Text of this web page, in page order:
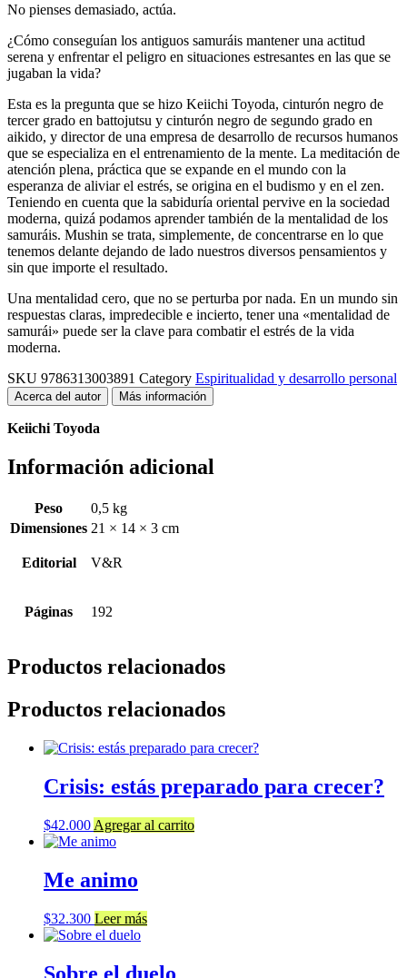
No pienses demasiado, actúa.
¿Cómo conseguían los antiguos samuráis mantener una actitud
serena y enfrentar el peligro en situaciones estresantes en las que se
jugaban la vida?
Esta es la pregunta que se hizo Keiichi Toyoda, cinturón negro de
tercer grado en battojutsu y cinturón negro de segundo grado en
aikido, y director de una empresa de desarrollo de recursos humanos
que se especializa en el entrenamiento de la mente. La meditación de
atención plena, práctica que se expande en el mundo con la
esperanza de aliviar el estrés, se origina en el budismo y en el zen.
Teniendo en cuenta que la sabiduría oriental pervive en la sociedad
moderna, quizá podamos aprender también de la mentalidad de los
samuráis. Mushin se trata, simplemente, de concentrarse en lo que
tenemos delante dejando de lado nuestros diversos pensamientos y
sin que importe el resultado.
Una mentalidad cero, que no se perturba por nada. En un mundo sin
respuestas claras, impredecible e incierto, tener una «mentalidad de
samurái» puede ser la clave para combatir el estrés de la vida
moderna.
SKU 9786313003891 Category Espiritualidad y desarrollo personal
Acerca del autor Más información
Keiichi Toyoda
Información adicional
Peso
0,5 kg
Dimensiones 21 × 14 × 3 cm
Editorial V&R
Páginas 192
Productos relacionados
Productos relacionados
Crisis: estás preparado para crecer?
$42.000 Agregar al carrito
Me animo
$32.300 Leer más
Sobre el duelo